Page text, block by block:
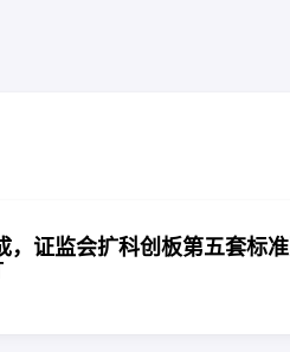
，证监会扩科创板第五套标